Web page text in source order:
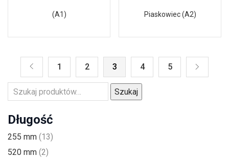
(A1) Piaskowiec (A2)
1 2 3 4 5
Szukaj
Długość
255 mm (13)
520 mm (2)